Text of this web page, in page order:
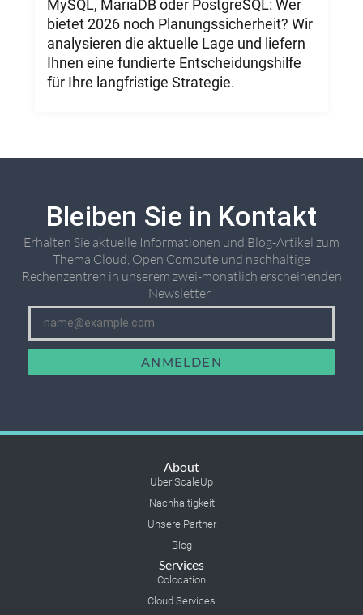
MySQL, MariaDB oder PostgreSQL: Wer
bietet 2026 noch Planungssicherheit? Wir
analysieren die aktuelle Lage und liefern
Ihnen eine fundierte Entscheidungshilfe
für Ihre langfristige Strategie.
Bleiben Sie in Kontakt
Erhalten Sie aktuelle Informationen und Blog-Artikel zum
Thema Cloud, Open Compute und nachhaltige
Rechenzentren in unserem zwei-monatlich erscheinenden
Newsletter. ​
ANMELDEN
About
Über ScaleUp
Nachhaltigkeit
Unsere Partner
Blog
Services
Colocation
Cloud Services